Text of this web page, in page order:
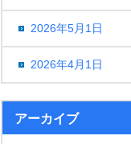
2026年5月1日
2026年4月1日
アーカイブ